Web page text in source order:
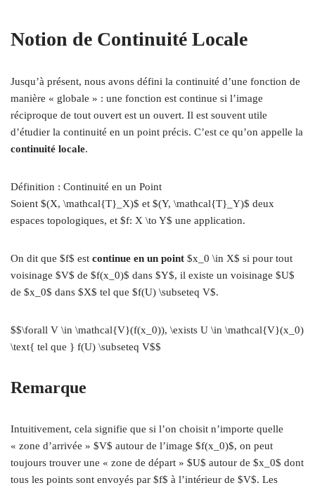
Notion de Continuité Locale
Jusqu’à présent, nous avons défini la continuité d’une fonction de
manière « globale » : une fonction est continue si l’image
réciproque de tout ouvert est un ouvert. Il est souvent utile
d’étudier la continuité en un point précis. C’est ce qu’on appelle la
continuité locale.
Définition : Continuité en un Point
Soient $(X, \mathcal{T}_X)$ et $(Y, \mathcal{T}_Y)$ deux
espaces topologiques, et $f: X \to Y$ une application.
On dit que $f$ est continue en un point $x_0 \in X$ si pour tout
voisinage $V$ de $f(x_0)$ dans $Y$, il existe un voisinage $U$
de $x_0$ dans $X$ tel que $f(U) \subseteq V$.
$$\forall V \in \mathcal{V}(f(x_0)), \exists U \in \mathcal{V}(x_0)
\text{ tel que } f(U) \subseteq V$$
Remarque
Intuitivement, cela signifie que si l’on choisit n’importe quelle
« zone d’arrivée » $V$ autour de l’image $f(x_0)$, on peut
toujours trouver une « zone de départ » $U$ autour de $x_0$ dont
tous les points sont envoyés par $f$ à l’intérieur de $V$. Les